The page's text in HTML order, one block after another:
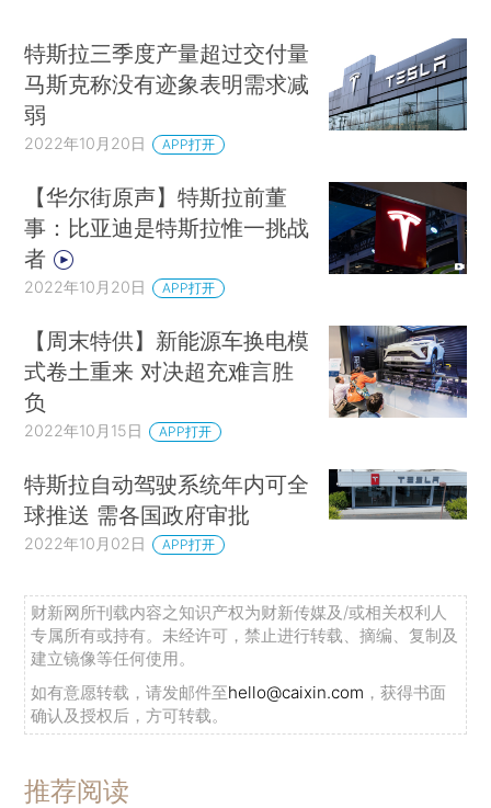
特斯拉三季度产量超过交付量
马斯克称没有迹象表明需求减
弱
2022年10月20日 APP打开
【华尔街原声】特斯拉前董
事：比亚迪是特斯拉惟一挑战
者
2022年10月20日 APP打开
【周末特供】新能源车换电模
式卷土重来 对决超充难言胜
负
2022年10月15日 APP打开
特斯拉自动驾驶系统年内可全
球推送 需各国政府审批
2022年10月02日 APP打开
财新网所刊载内容之知识产权为财新传媒及/或相关权利人
专属所有或持有。未经许可，禁止进行转载、摘编、复制及
建立镜像等任何使用。
如有意愿转载，请发邮件至hello@caixin.com ，获得书面
确认及授权后，方可转载。
推荐阅读